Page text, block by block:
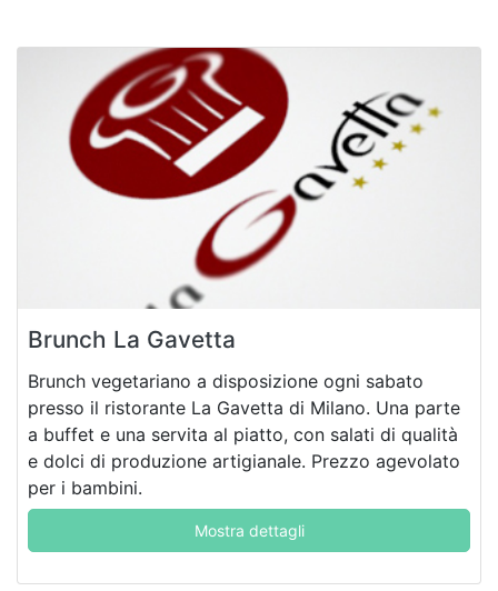
Brunch La Gavetta
Brunch vegetariano a disposizione ogni sabato
presso il ristorante La Gavetta di Milano. Una parte
a buffet e una servita al piatto, con salati di qualità
e dolci di produzione artigianale. Prezzo agevolato
per i bambini.
Mostra dettagli